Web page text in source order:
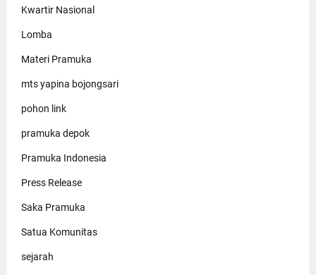
Kwartir Nasional
Lomba
Materi Pramuka
mts yapina bojongsari
pohon link
pramuka depok
Pramuka Indonesia
Press Release
Saka Pramuka
Satua Komunitas
sejarah